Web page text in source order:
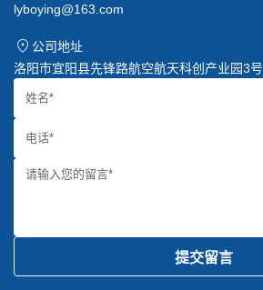
lyboying@163.com
公司地址
洛阳市宜阳县先锋路航空航天科创产业园3号
提交留言